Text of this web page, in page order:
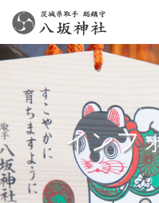
インフ